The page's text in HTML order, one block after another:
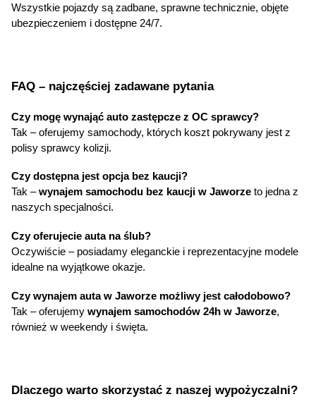
Wszystkie pojazdy są zadbane, sprawne technicznie, objęte
ubezpieczeniem i dostępne 24/7.
FAQ – najczęściej zadawane pytania
Czy mogę wynająć auto zastępcze z OC sprawcy?
Tak – oferujemy samochody, których koszt pokrywany jest z
polisy sprawcy kolizji.
Czy dostępna jest opcja bez kaucji?
Tak – wynajem samochodu bez kaucji w Jaworze to jedna z
naszych specjalności.
Czy oferujecie auta na ślub?
Oczywiście – posiadamy eleganckie i reprezentacyjne modele
idealne na wyjątkowe okazje.
Czy wynajem auta w Jaworze możliwy jest całodobowo?
Tak – oferujemy wynajem samochodów 24h w Jaworze,
również w weekendy i święta.
Dlaczego warto skorzystać z naszej wypożyczalni?